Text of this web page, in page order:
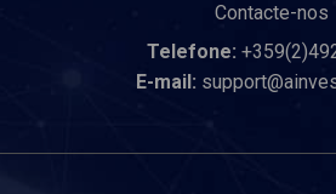
Contacte-nos
Telefone:
E-mail: